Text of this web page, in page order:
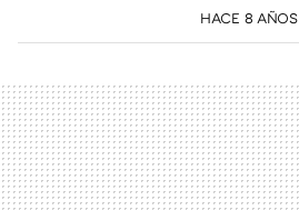
HACE 8 AÑOS